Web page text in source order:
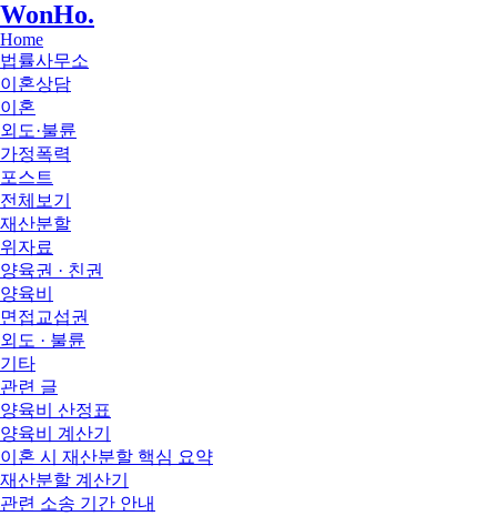
WonHo.
Home
법률사무소
이혼상담
이혼
외도·불륜
가정폭력
포스트
전체보기
재산분할
위자료
양육권 · 친권
양육비
면접교섭권
외도 · 불륜
기타
관련 글
양육비 산정표
양육비 계산기
이혼 시 재산분할 핵심 요약
재산분할 계산기
관련 소송 기간 안내